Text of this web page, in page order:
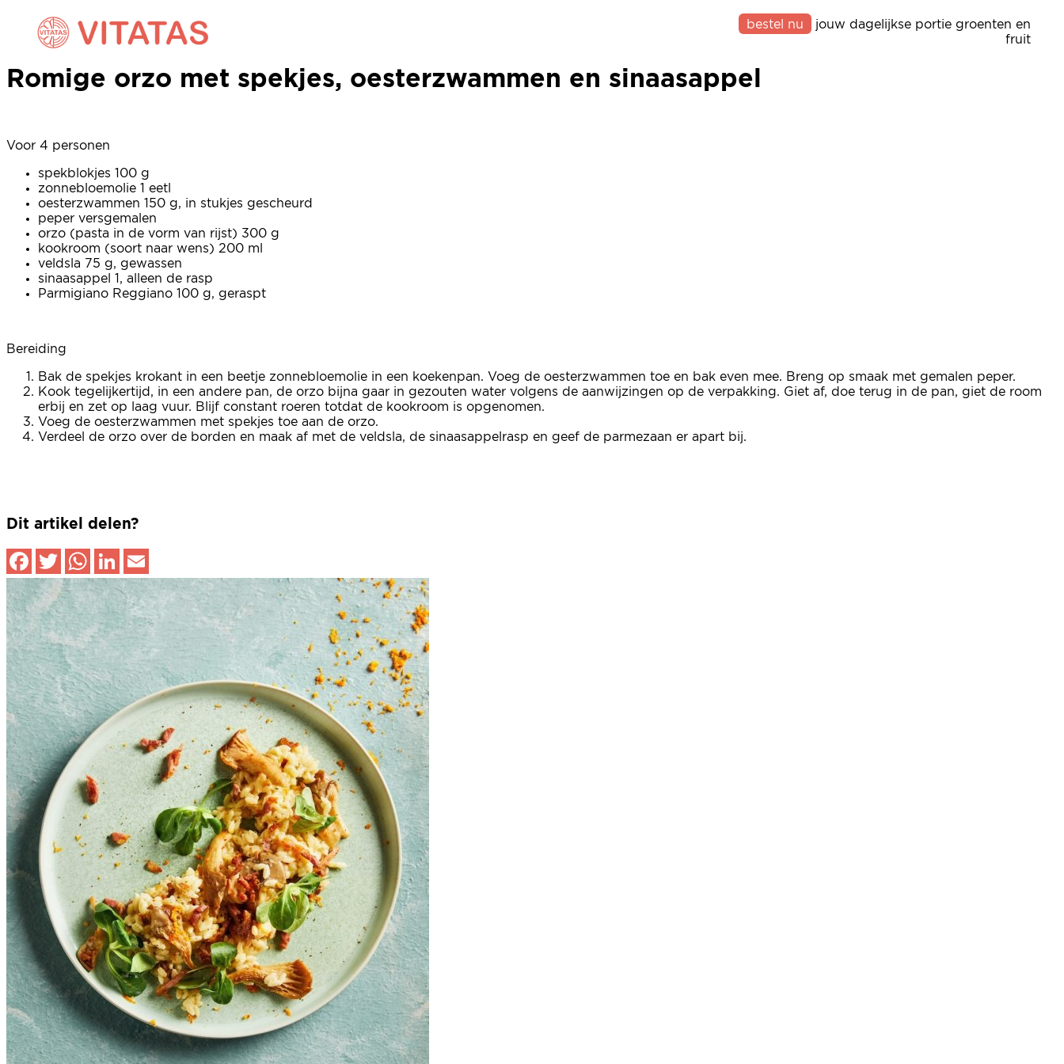
bestel nu
jouw dagelijkse portie groenten en
fruit
Romige orzo met spekjes, oesterzwammen en sinaasappel
Romige orzo met spekjes, oesterzwammen en sinaasappel
Voor 4 personen
spekblokjes 100 g
zonnebloemolie 1 eetl
oesterzwammen 150 g, in stukjes gescheurd
peper versgemalen
orzo (pasta in de vorm van rijst) 300 g
kookroom (soort naar wens) 200 ml
veldsla 75 g, gewassen
sinaasappel 1, alleen de rasp
Parmigiano Reggiano 100 g, geraspt
Bereiding
Bak de spekjes krokant in een beetje zonnebloemolie in een koekenpan. Voeg de oesterzwammen toe en bak even mee. Breng op smaak met gemalen peper.
Kook tegelijkertijd, in een andere pan, de orzo bijna gaar in gezouten water volgens de aanwijzingen op de verpakking. Giet af, doe terug in de pan, giet de room
erbij en zet op laag vuur. Blijf constant roeren totdat de kookroom is opgenomen.
Voeg de oesterzwammen met spekjes toe aan de orzo.
Verdeel de orzo over de borden en maak af met de veldsla, de sinaasappelrasp en geef de parmezaan er apart bij.
Dit artikel delen?